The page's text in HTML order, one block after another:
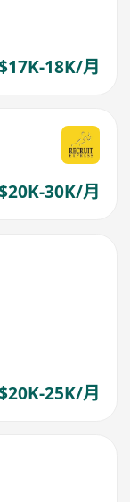
18K/月
30K/月
25K/月